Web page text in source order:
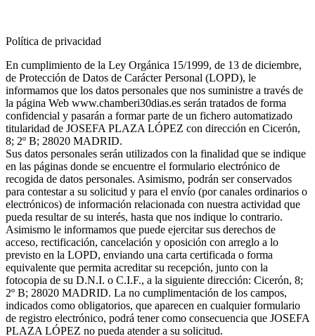
Política de privacidad
En cumplimiento de la Ley Orgánica 15/1999, de 13 de diciembre,
de Protección de Datos de Carácter Personal (LOPD), le
informamos que los datos personales que nos suministre a través de
la página Web www.chamberi30dias.es serán tratados de forma
confidencial y pasarán a formar parte de un fichero automatizado
titularidad de JOSEFA PLAZA LÓPEZ con dirección en Cicerón,
8; 2º B; 28020 MADRID.
Sus datos personales serán utilizados con la finalidad que se indique
en las páginas donde se encuentre el formulario electrónico de
recogida de datos personales. Asimismo, podrán ser conservados
para contestar a su solicitud y para el envío (por canales ordinarios o
electrónicos) de información relacionada con nuestra actividad que
pueda resultar de su interés, hasta que nos indique lo contrario.
Asimismo le informamos que puede ejercitar sus derechos de
acceso, rectificación, cancelación y oposición con arreglo a lo
previsto en la LOPD, enviando una carta certificada o forma
equivalente que permita acreditar su recepción, junto con la
fotocopia de su D.N.I. o C.I.F., a la siguiente dirección: Cicerón, 8;
2º B; 28020 MADRID. La no cumplimentación de los campos,
indicados como obligatorios, que aparecen en cualquier formulario
de registro electrónico, podrá tener como consecuencia que JOSEFA
PLAZA LÓPEZ no pueda atender a su solicitud.